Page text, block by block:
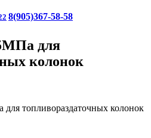
8(905)367-58-58
для
колонок
топливораздаточных колонок